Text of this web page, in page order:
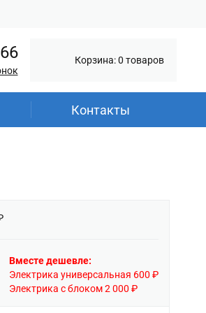
Корзина: 0 товаров
Контакты
Вместе дешевле:
Электрика универсальная 600 ₽
Электрика с блоком 2 000 ₽